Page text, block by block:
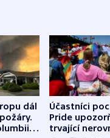
dál
Účastníci
Pride
trvající